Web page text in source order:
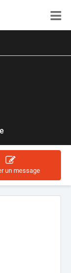
un message